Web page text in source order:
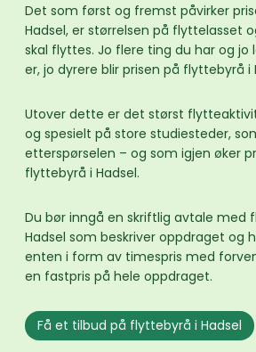
Det som først og fremst påvirker
Hadsel, er størrelsen på flyttelasset
skal flyttes. Jo flere ting du har og jo
er, jo dyrere blir prisen på flyttebyrå i
Utover dette er det størst
og spesielt på store studiesteder,
etterspørselen – og som igjen øker
flyttebyrå i Hadsel.
Du bør inngå en skriftlig avtale med
Hadsel som beskriver oppdraget og
enten i form av timespris med
en fastpris på hele oppdraget.
Få et tilbud på flyttebyrå i Hadsel